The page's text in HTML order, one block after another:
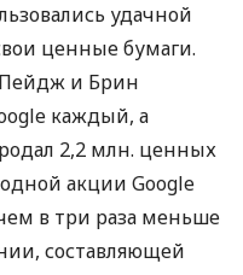
удачной
ценные бумаги.
Пейдж и Брин
каждый, а
2,2 млн. ценных
акции Google
в три раза меньше
составляющей